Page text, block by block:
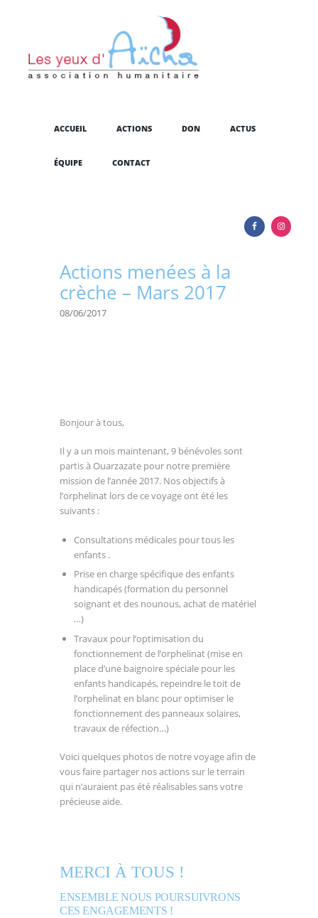
ACCUEIL ACTIONS DON ACTUS
ÉQUIPE CONTACT
Actions menées à la
crèche – Mars 2017
08/06/2017
Bonjour à tous,
Il y a un mois maintenant, 9 bénévoles sont
partis à Ouarzazate pour notre première
mission de l’année 2017. Nos objectifs à
l’orphelinat lors de ce voyage ont été les
suivants :
Consultations médicales pour tous les
enfants .
Prise en charge spécifique des enfants
handicapés (formation du personnel
soignant et des nounous, achat de matériel
…)
Travaux pour l’optimisation du
fonctionnement de l’orphelinat (mise en
place d’une baignoire spéciale pour les
enfants handicapés, repeindre le toit de
l’orphelinat en blanc pour optimiser le
fonctionnement des panneaux solaires,
travaux de réfection…)
Voici quelques photos de notre voyage afin de
vous faire partager nos actions sur le terrain
qui n’auraient pas été réalisables sans votre
précieuse aide.
MERCI À TOUS !
ENSEMBLE NOUS POURSUIVRONS
CES ENGAGEMENTS !